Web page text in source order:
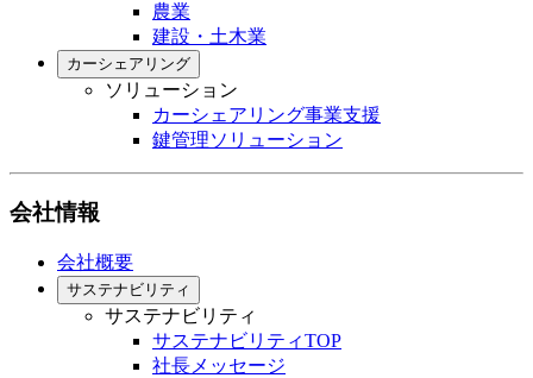
農業
建設・土木業
カーシェアリング
ソリューション
カーシェアリング事業支援
鍵管理ソリューション
会社情報
会社概要
サステナビリティ
サステナビリティ
サステナビリティTOP
社長メッセージ